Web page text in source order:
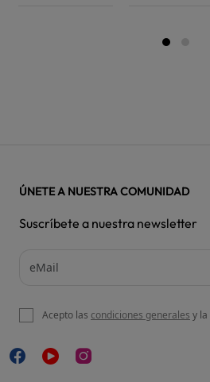
ÚNETE A NUESTRA COMUNIDAD
Suscríbete a nuestra newsletter
Acepto las condiciones generales y la